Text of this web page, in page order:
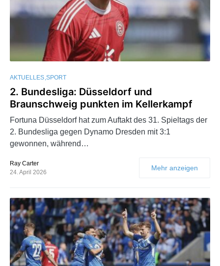
AKTUELLES SPORT
2. Bundesliga: Düsseldorf und
Braunschweig punkten im Kellerkampf
Fortuna Düsseldorf hat zum Auftakt des 31. Spieltags der
2. Bundesliga gegen Dynamo Dresden mit 3:1
gewonnen, während…
Ray Carter
24. April 2026
Mehr anzeigen